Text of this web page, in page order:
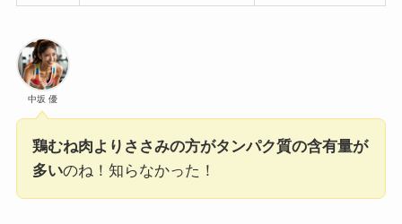
中坂 優
鶏むね肉よりささみの方がタンパク質の含有量が
多いのね！知らなかった！